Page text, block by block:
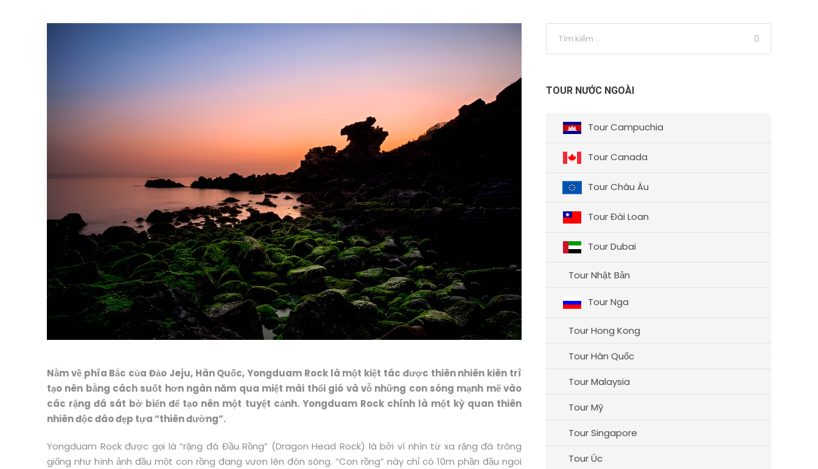
Nằm về phía Bắc của Đảo Jeju, Hàn Quốc, Yongduam Rock là một kiệt tác được thiên nhiên kiên trì
tạo nên bằng cách suốt hơn ngàn năm qua miệt mài thổi gió và vỗ những con sóng mạnh mẽ vào
các rặng đá sát bờ biển để tạo nên một tuyệt cảnh. Yongduam Rock chính là một kỳ quan thiên
nhiên độc đáo đẹp tựa “thiên đường”.
Yongduam Rock được gọi là “rặng đá Đầu Rồng” (Dragon Head Rock) là bởi vì nhìn từ xa rặng đá trông
giống như hình ảnh đầu một con rồng đang vươn lên đón sóng. “Con rồng” này chỉ có 10m phần đầu ngoi
TOUR NƯỚC NGOÀI
Tour Campuchia
Tour Canada
Tour Châu Âu
Tour Đài Loan
Tour Dubai
Tour Nhật Bản
Tour Nga
Tour Hong Kong
Tour Hàn Quốc
Tour Malaysia
Tour Mỹ
Tour Singapore
Tour Úc